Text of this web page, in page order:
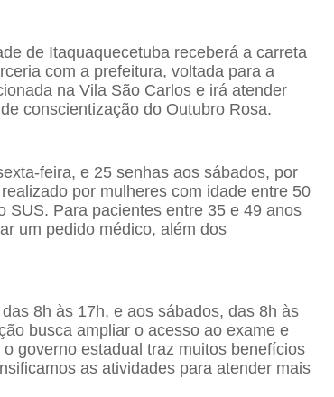
de Itaquaquecetuba receberá a carreta
com a prefeitura, voltada para a
na Vila São Carlos e irá atender
conscientização do Outubro Rosa.
feira, e 25 senhas aos sábados, por
por mulheres com idade entre 50
SUS. Para pacientes entre 35 e 49 anos
um pedido médico, além dos
8h às 17h, e aos sábados, das 8h às
busca ampliar o acesso ao exame e
governo estadual traz muitos benefícios
as atividades para atender mais